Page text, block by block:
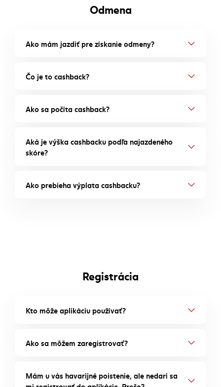
Odmena
Ako mám jazdiť pre získanie odmeny?
Čo je to cashback?
Ako sa počíta cashback?
Aká je výška cashbacku podľa najazdeného
skóre?
Ako prebieha výplata cashbacku?
Registrácia
Kto môže aplikáciu používať?
Ako sa môžem zaregistrovať?
Mám u vás havarijné poistenie, ale nedarí sa